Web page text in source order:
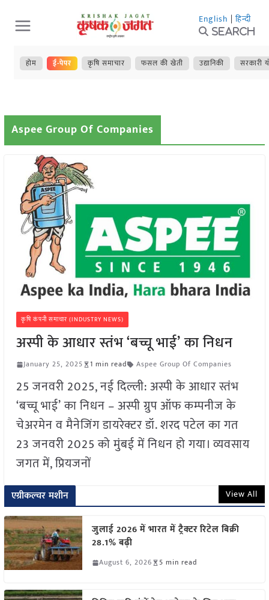
Skip
to
content
English | हिन्दी
Search
होम ई-पेपर कृषि समाचार फसल की खेती उद्यानिकी सरकारी
Aspee Group Of Companies
कृषि कंपनी समाचार (INDUSTRY NEWS)
अस्पी के आधार स्तंभ ‘बच्चू भाई’ का निधन
January 25, 2025 1 min read Aspee Group Of Companies
25 जनवरी 2025, नई दिल्ली: अस्पी के आधार स्तंभ
‘बच्चू भाई’ का निधन – अस्पी ग्रुप ऑफ कम्पनीज के
चेअरमेन व मैनेजिंग डायरेक्टर डॉ. शरद पटेल का गत
23 जनवरी 2025 को मुंबई में निधन हो गया। व्यवसाय
जगत में, प्रियजनों
एग्रीकल्चर मशीन View All
जुलाई 2026 में भारत में ट्रैक्टर रिटेल बिक्री
28.1% बढ़ी
August 6, 2026 5 min read